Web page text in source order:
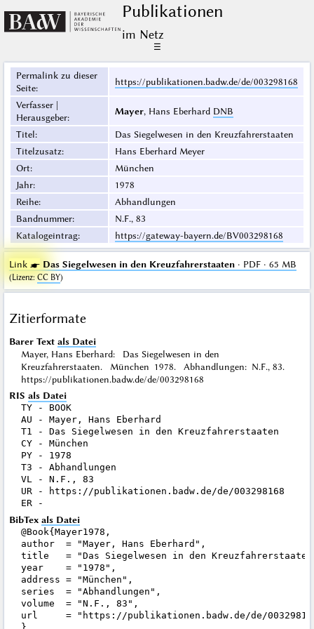
Publikationen
im Netz
☰
Permalink zu dieser
Seite:
https://publikationen.badw.de/de/003298168
Verfasser |
Herausgeber:
Mayer, Hans Eberhard DNB
Titel:
Das Siegelwesen in den Kreuzfahrerstaaten
Titelzusatz:
Hans Eberhard Meyer
Ort:
München
Jahr:
1978
Reihe:
Abhandlungen
Bandnummer:
N.F., 83
Katalogeintrag: https://gateway-bayern.de/BV003298168
Link ☛ Das Siegelwesen in den Kreuzfahrerstaaten· PDF · 65 MB
(Lizenz:CC BY)
Zitierformate
Barer Text als Datei
Mayer, Hans Eberhard: Das Siegelwesen in den
Kreuzfahrerstaaten. München 1978. Abhandlungen: N.F., 83.
https://publikationen.badw.de/de/003298168
RIS als Datei
TY - BOOK
AU - Mayer, Hans Eberhard
T1 - Das Siegelwesen in den Kreuzfahrerstaaten
CY - München
PY - 1978
T3 - Abhandlungen
VL - N.F., 83
UR - https://publikationen.badw.de/de/003298168
BibTex als Datei
@Book{Mayer1978,
author  = "Mayer, Hans Eberhard",
title   = "Das Siegelwesen in den
year    = "1978",
address = "München",
series  = "Abhandlungen",
volume  = "N.F., 83",
url     = "https://publikationen.badw.de/de/